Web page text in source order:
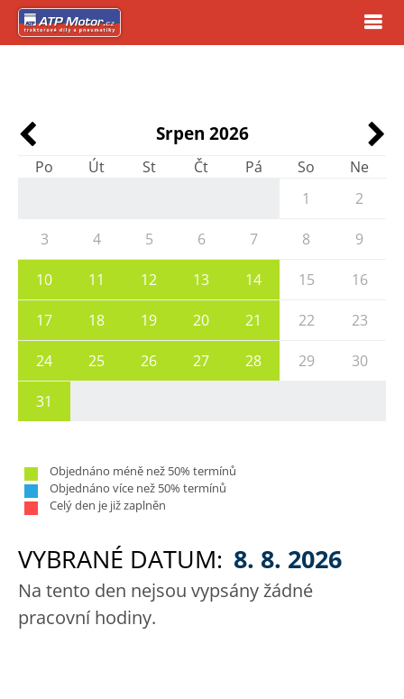
Srpen 2026
Po Út St Čt Pá So
Ne
1
2
3 4 5 6 7 8 9
10 11 12 13 14 15 16
17 18 19 20 21 22 23
24 25 26 27 28 29 30
31
Objednáno méně než 50% termínů
Objednáno více než 50% termínů
Celý den je již zaplněn
VYBRANÉ DATUM: 8. 8. 2026
Na tento den nejsou vypsány žádné
pracovní hodiny.